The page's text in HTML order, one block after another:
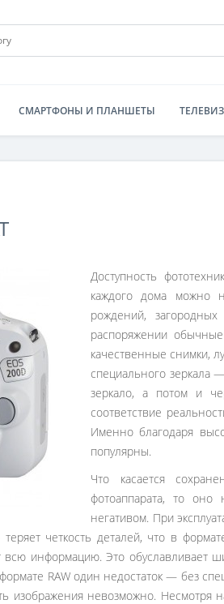
СМАРТФОНЫ И ПЛАНШЕТЫ
Доступность
каждого дома можно
рождений,
распоряжении
качественные снимки,
специального зеркала
зеркало, а потом и
соответствие
Именно благодаря
популярны.
Что касается
фотоаппарата, то
негативом. При
четкость деталей, что в
информацию. Это обуславливает
RAW один недостаток ― без
изображения невозможно.